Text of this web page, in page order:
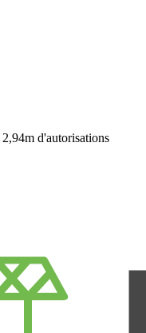
2,94m d'autorisations